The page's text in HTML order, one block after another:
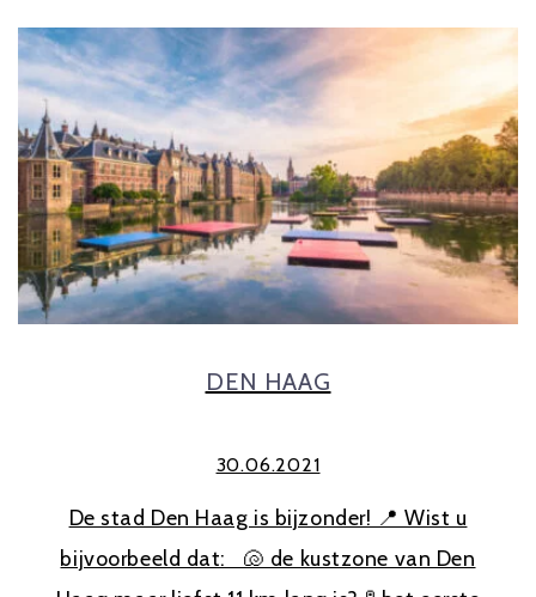
DEN HAAG
30.06.2021
De stad Den Haag is bijzonder! 📍 Wist u
bijvoorbeeld dat: 🐚 de kustzone van Den